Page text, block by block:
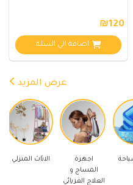
₪120
اضافة الي السلة
عرض المزيد
اجهزة
العلاج الفزيائي
الاثاث المنزلي ادوات